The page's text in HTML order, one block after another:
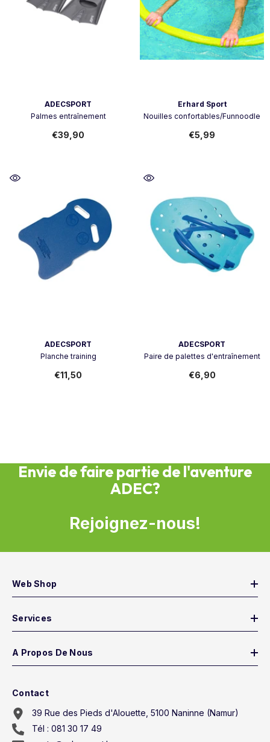
ADECSPORT
Palmes entraînement
€39,90
Erhard Sport
Nouilles confortables/Funnoodle
€5,99
ADECSPORT
Planche training
€11,50
ADECSPORT
Paire de palettes d'entraînement
€6,90
Envie de faire partie de l'aventure
ADEC?
Rejoignez-nous!
Web Shop
Services
A Propos De Nous
Contact
39 Rue des Pieds d'Alouette, 5100 Naninne (Namur)
Tél : 081 30 17 49